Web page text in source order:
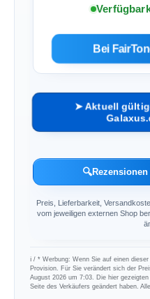
Bei
➤ Aktuell
🔍
Preis, Lieferbarkeit,
vom jeweiligen externen Shop
ℹ︎ / * Werbung: Wenn Sie auf einen
Provision. Für Sie verändert sich der
August 2026 um 7:03. Die hier
Seite des Verkäufers geändert haben.